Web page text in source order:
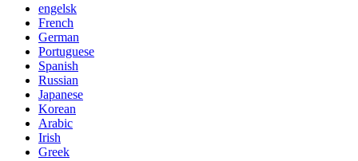
engelsk
French
German
Portuguese
Spanish
Russian
Japanese
Korean
Arabic
Irish
Greek